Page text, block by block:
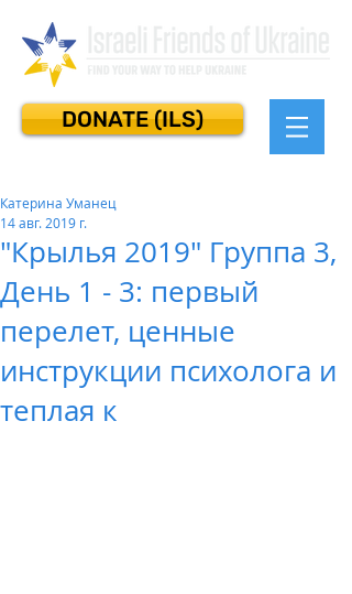
DONATE (ILS)
"Крылья 2019" Группа 3,
День 1 - 3: первый
перелет, ценные
инструкции психолога и
теплая к
Катерина Уманец
14 авг. 2019 г.